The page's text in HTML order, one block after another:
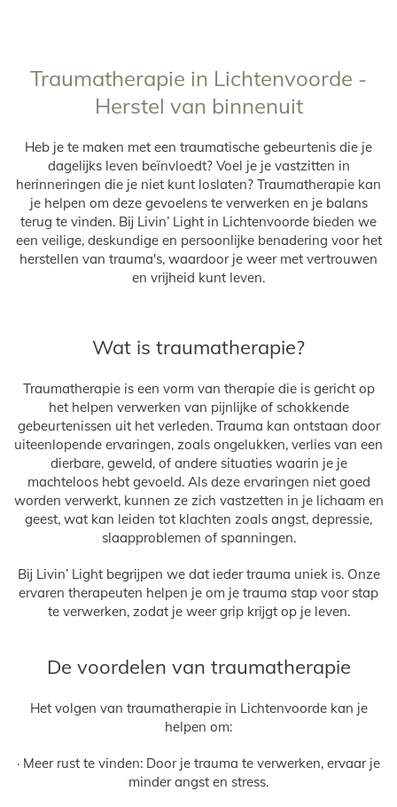
Traumatherapie in Lichtenvoorde -
Herstel van binnenuit
Heb je te maken met een traumatische gebeurtenis die je
dagelijks leven beïnvloedt? Voel je je vastzitten in
herinneringen die je niet kunt loslaten? Traumatherapie kan
je helpen om deze gevoelens te verwerken en je balans
terug te vinden. Bij Livin’ Light in Lichtenvoorde bieden we
een veilige, deskundige en persoonlijke benadering voor het
herstellen van trauma's, waardoor je weer met vertrouwen
en vrijheid kunt leven.
Wat is traumatherapie?
Traumatherapie is een vorm van therapie die is gericht op
het helpen verwerken van pijnlijke of schokkende
gebeurtenissen uit het verleden. Trauma kan ontstaan door
uiteenlopende ervaringen, zoals ongelukken, verlies van een
dierbare, geweld, of andere situaties waarin je je
machteloos hebt gevoeld. Als deze ervaringen niet goed
worden verwerkt, kunnen ze zich vastzetten in je lichaam en
geest, wat kan leiden tot klachten zoals angst, depressie,
slaapproblemen of spanningen.
Bij Livin’ Light begrijpen we dat ieder trauma uniek is. Onze
ervaren therapeuten helpen je om je trauma stap voor stap
te verwerken, zodat je weer grip krijgt op je leven.
De voordelen van traumatherapie
Het volgen van traumatherapie in Lichtenvoorde kan je
helpen om:
· Meer rust te vinden: Door je trauma te verwerken, ervaar je
minder angst en stress.